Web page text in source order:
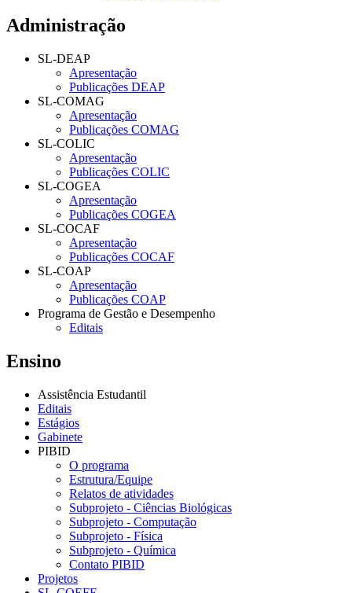
Administração
SL-DEAP
Apresentação
Publicações DEAP
SL-COMAG
Apresentação
Publicações COMAG
SL-COLIC
Apresentação
Publicações COLIC
SL-COGEA
Apresentação
Publicações COGEA
SL-COCAF
Apresentação
Publicações COCAF
SL-COAP
Apresentação
Publicações COAP
Programa de Gestão e Desempenho
Editais
Ensino
Assistência Estudantil
Editais
Estágios
Gabinete
PIBID
O programa
Estrutura/Equipe
Relatos de atividades
Subprojeto - Ciências Biológicas
Subprojeto - Computação
Subprojeto - Física
Subprojeto - Química
Contato PIBID
Projetos